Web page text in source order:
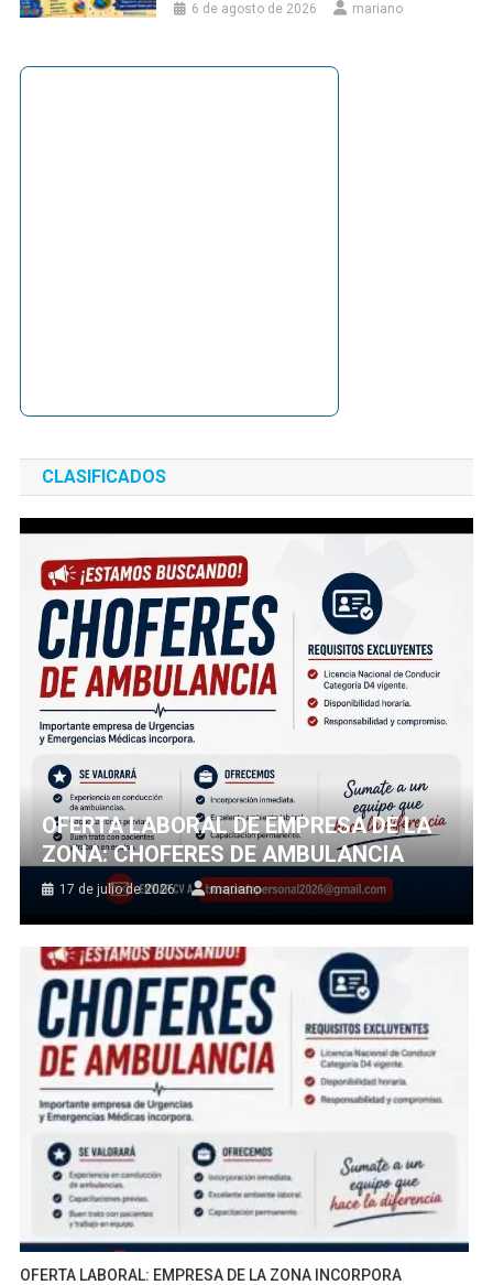
6 de agosto de 2026 mariano
CLASIFICADOS
OFERTA LABORAL DE EMPRESA DE LA
ZONA: CHOFERES DE AMBULANCIA
17 de julio de 2026 mariano
OFERTA LABORAL: EMPRESA DE LA ZONA INCORPORA